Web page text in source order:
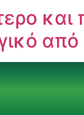
και
από